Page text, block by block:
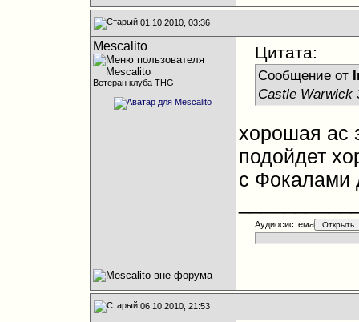
01.10.2010, 03:36
Mescalito
Ветеран клуба THG
Цитата:
Сообщение от
Castle Warwick
хорошая ас
подойдет
с Фокалами
Аудиосистема
06.10.2010, 21:53